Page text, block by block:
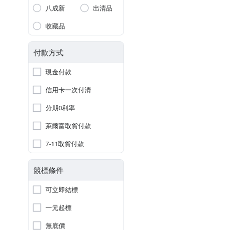
八成新
出清品
收藏品
付款方式
現金付款
信用卡一次付清
分期0利率
萊爾富取貨付款
7-11取貨付款
競標條件
可立即結標
一元起標
無底價